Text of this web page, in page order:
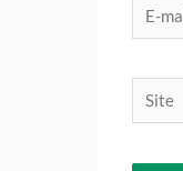
E-
mail*
Site